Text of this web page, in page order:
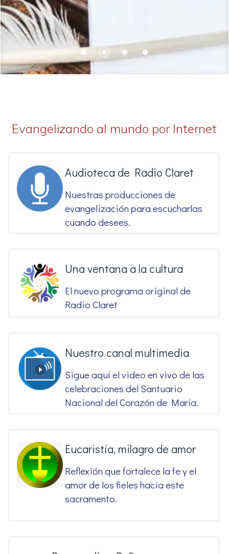
Evangelizando al mundo por Internet
Audioteca de Radio Claret
Nuestras producciones de
evangelización para escucharlas
cuando desees.
Una ventana a la cultura
El nuevo programa original de
Radio Claret
Nuestro canal multimedia
Sigue aquí el video en vivo de las
celebraciones del Santuario
Nacional del Corazón de María.
Eucaristía, milagro de amor
Reflexión que fortalece la fe y el
amor de los fieles hacia este
sacramento.